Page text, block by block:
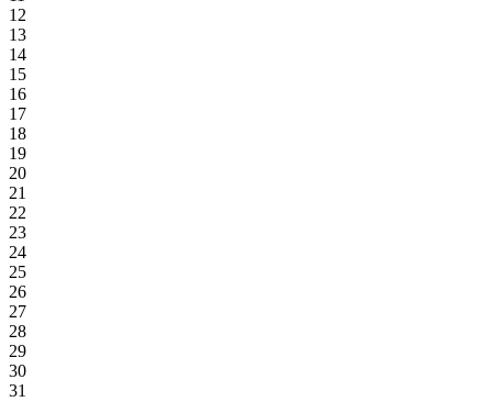
12
13
14
15
16
17
18
19
20
21
22
23
24
25
26
27
28
29
30
31